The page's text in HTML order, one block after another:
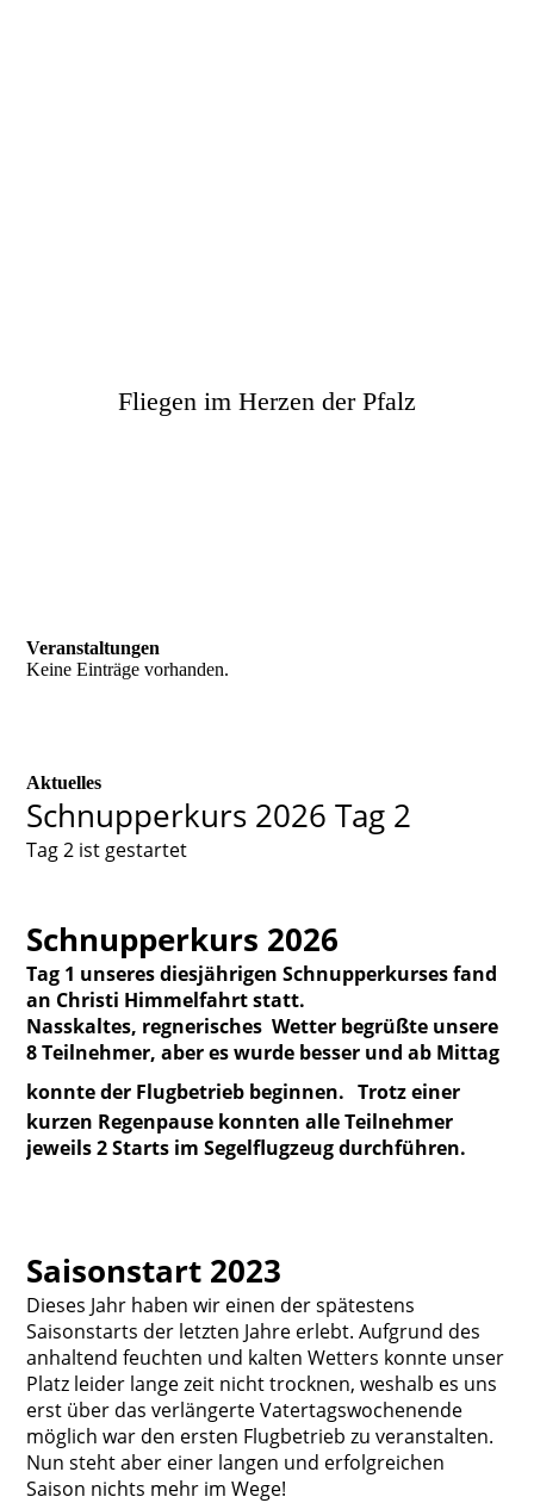
Fliegen im Herzen der Pfalz
Veranstaltungen
Keine Einträge vorhanden.
Aktuelles
Schnupperkurs 2026 Tag 2
Tag 2 ist gestartet
Schnupperkurs 2026
Tag 1 unseres diesjährigen Schnupperkurses fand
an Christi Himmelfahrt statt.
Nasskaltes, regnerisches Wetter begrüßte unsere
8 Teilnehmer, aber es wurde besser und ab Mittag
konnte der Flugbetrieb beginnen. Trotz einer
kurzen Regenpause konnten alle Teilnehmer
jeweils 2 Starts im Segelflugzeug durchführen.
Saisonstart 2023
Dieses Jahr haben wir einen der spätestens
Saisonstarts der letzten Jahre erlebt. Aufgrund des
anhaltend feuchten und kalten Wetters konnte unser
Platz leider lange zeit nicht trocknen, weshalb es uns
erst über das verlängerte Vatertagswochenende
möglich war den ersten Flugbetrieb zu veranstalten.
Nun steht aber einer langen und erfolgreichen
Saison nichts mehr im Wege!